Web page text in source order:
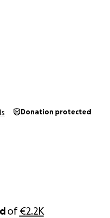
of€2.2K
Donation protected